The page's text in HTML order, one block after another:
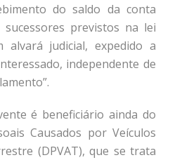
do saldo da conta
sucessores previstos na lei
alvará judicial, expedido a
independente de
é beneficiário ainda do
Causados por Veículos
(DPVAT), que se trata